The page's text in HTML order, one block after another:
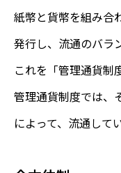
紙幣と貨幣を組み合
発行し、流通のバラ
これを「管理通貨制
管理通貨制度では、
によって、流通して